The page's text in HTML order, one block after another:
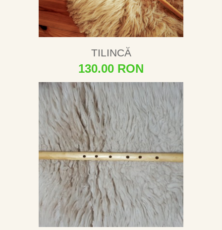
TILINCĂ
130.00 RON